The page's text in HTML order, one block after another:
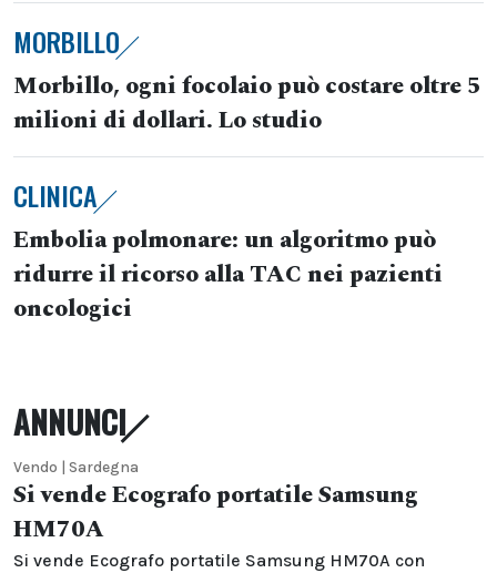
MORBILLO
Morbillo, ogni focolaio può costare oltre 5
milioni di dollari. Lo studio
CLINICA
Embolia polmonare: un algoritmo può
ridurre il ricorso alla TAC nei pazienti
oncologici
ANNUNCI
Vendo | Sardegna
Si vende Ecografo portatile Samsung
HM70A
Si vende Ecografo portatile Samsung HM70A con